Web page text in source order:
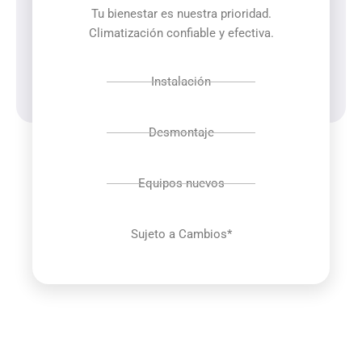
Tu bienestar es nuestra prioridad.
Climatización confiable y efectiva.
Instalación
Desmontaje
Equipos nuevos
Sujeto a Cambios*